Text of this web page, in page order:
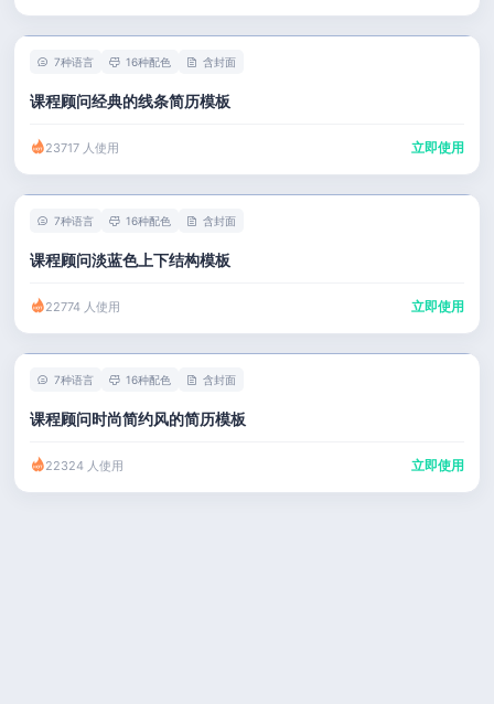
7种语言 16种配色 含封面
课程顾问经典的线条简历模板
23717 人使用 立即使用
7种语言 16种配色 含封面
课程顾问淡蓝色上下结构模板
22774 人使用 立即使用
7种语言 16种配色 含封面
课程顾问时尚简约风的简历模板
22324 人使用 立即使用